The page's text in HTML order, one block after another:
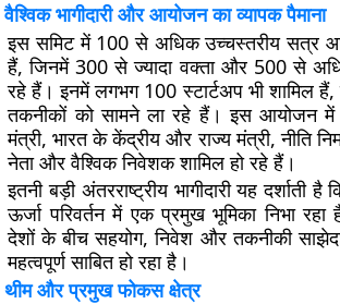
वैश्विक भागीदारी और आयोजन का व्यापक पैमाना
इस समिट में 100 से अधिक उच्चस्तरीय सत्र
हैं, जिनमें 300 से ज्यादा वक्ता और 500 से
रहे हैं। इनमें लगभग 100 स्टार्टअप भी शामिल
तकनीकों को सामने ला रहे हैं। इस आयोजन में
मंत्री, भारत के केंद्रीय और राज्य मंत्री, नीति
नेता और वैश्विक निवेशक शामिल हो रहे हैं।
इतनी बड़ी अंतरराष्ट्रीय भागीदारी यह दर्शाती
ऊर्जा परिवर्तन में एक प्रमुख भूमिका निभा
देशों के बीच सहयोग, निवेश और तकनीकी
महत्वपूर्ण साबित हो रहा है।
थीम और प्रमुख फोकस क्षेत्र